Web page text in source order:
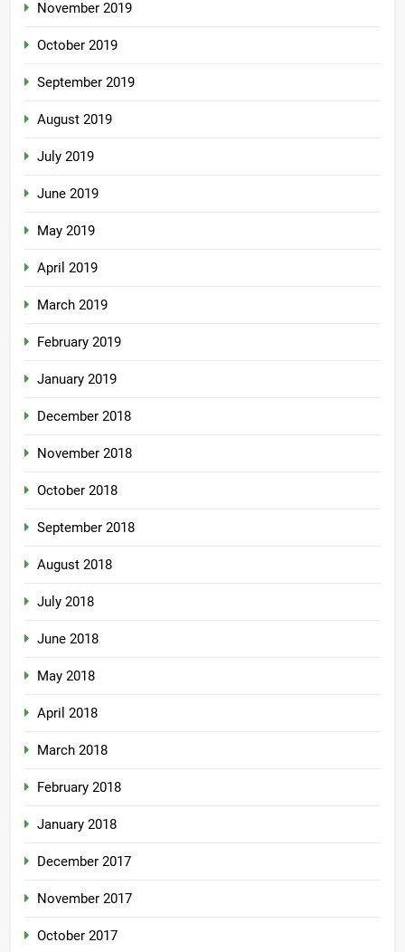
November 2019
October 2019
September 2019
August 2019
July 2019
June 2019
May 2019
April 2019
March 2019
February 2019
January 2019
December 2018
November 2018
October 2018
September 2018
August 2018
July 2018
June 2018
May 2018
April 2018
March 2018
February 2018
January 2018
December 2017
November 2017
October 2017